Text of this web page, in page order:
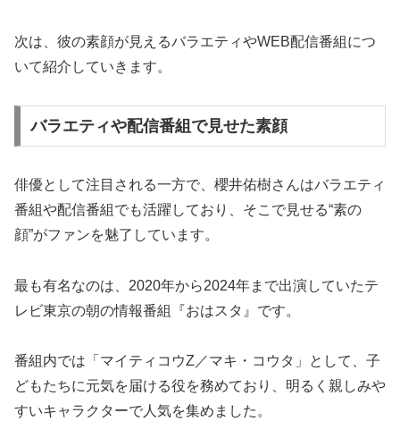
次は、彼の素顔が見えるバラエティやWEB配信番組につ
いて紹介していきます。
バラエティや配信番組で見せた素顔
俳優として注目される一方で、櫻井佑樹さんはバラエティ
番組や配信番組でも活躍しており、そこで見せる“素の
顔”がファンを魅了しています。
最も有名なのは、2020年から2024年まで出演していたテ
レビ東京の朝の情報番組『おはスタ』です。
番組内では「マイティコウZ／マキ・コウタ」として、子
どもたちに元気を届ける役を務めており、明るく親しみや
すいキャラクターで人気を集めました。